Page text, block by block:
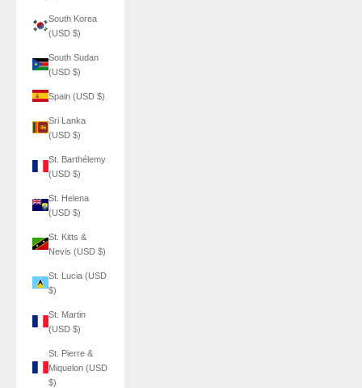
South Korea
(USD $)
South Sudan
(USD $)
Spain (USD $)
Sri Lanka
(USD $)
St. Barthélemy
(USD $)
St. Helena
(USD $)
St. Kitts &
Nevis (USD $)
St. Lucia (USD
$)
St. Martin
(USD $)
St. Pierre &
Miquelon (USD
$)